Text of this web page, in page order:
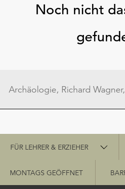
Noch nicht
Schnellzugriff
FÜR LEHRER & ERZIEHER
MONTAGS GEÖFFNET